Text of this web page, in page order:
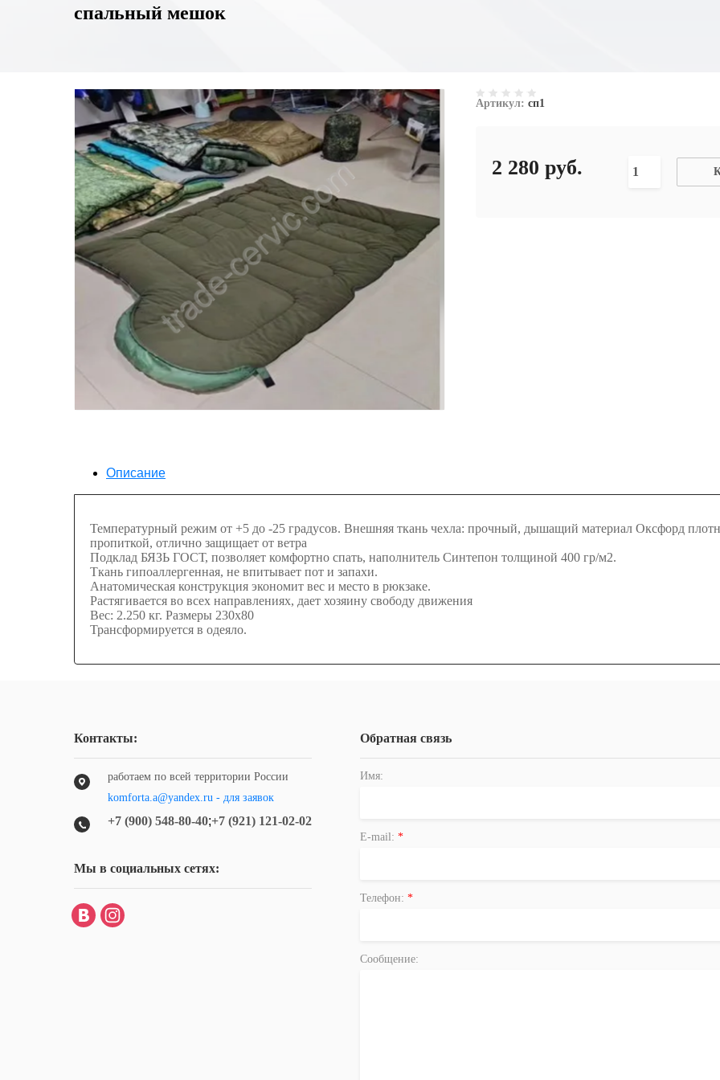
спальный мешок
Артикул: сп1
2 280 руб.
Описание
Температурный режим от +5 до -25 градусов. Внешняя ткань чехла: прочный, дышащий материал Оксфорд
пропиткой, отлично защищает от ветра
Подклад БЯЗЬ ГОСТ, позволяет комфортно спать, наполнитель Синтепон толщиной 400 гр/м2.
Ткань гипоаллергенная, не впитывает пот и запахи.
Анатомическая конструкция экономит вес и место в рюкзаке.
Растягивается во всех направлениях, дает хозяину свободу движения
Вес: 2.250 кг. Размеры 230х80
Трансформируется в одеяло.
Контакты:
работаем по всей территории России
komforta.a@yandex.ru - для заявок
+7 (900) 548-80-40;+7 (921) 121-02-02
Мы в социальных сетях:
Обратная связь
Имя:
E-mail: *
Телефон: *
Сообщение: